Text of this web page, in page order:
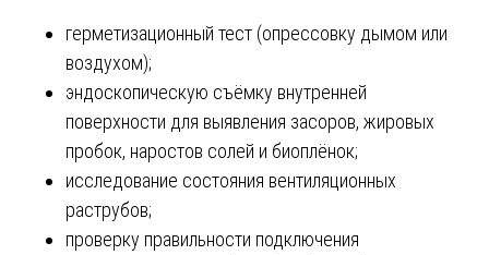
герметизационный тест (опрессовку дымом или
воздухом);
эндоскопическую съёмку внутренней
поверхности для выявления засоров, жировых
пробок, наростов солей и биоплёнок;
исследование состояния вентиляционных
раструбов;
проверку правильности подключения